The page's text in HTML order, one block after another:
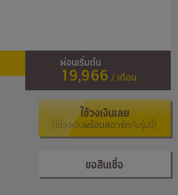
ผ่อนเริ่มต้น
19,966 / เดือน
ใช้วงเงินเลย
(ใช้วงเงินพร้อมสตาร์ทกับรุ่นนี้)
ขอสินเชื่อ